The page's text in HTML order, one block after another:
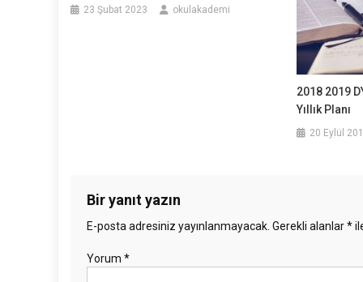
23 Şubat 2023 okulakademi
2018 2019
Yıllık Planı
20 Eylül
Bir yanıt yazın
E-posta adresiniz yayınlanmayacak. Gerekli alanlar*
Yorum *